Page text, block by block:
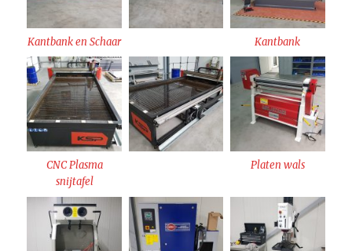
Kantbank en Schaar Kantbank
CNC Plasma
snijtafel
Platen wals